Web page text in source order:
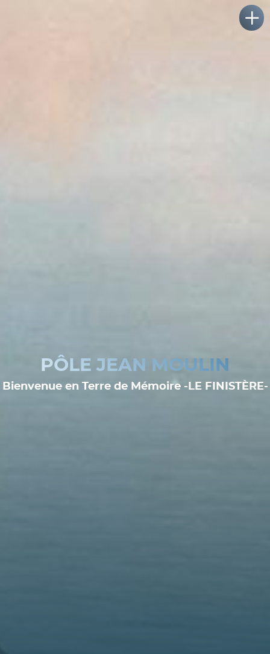
PÔLE JEAN MOULIN
Bienvenue en Terre de Mémoire -LE FINISTÈRE-